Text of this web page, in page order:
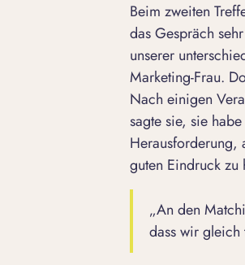
Beim zweiten
das Gespräch
unserer
Marketing-Frau.
Nach einigen
sagte sie, sie
Herausforderung,
guten Eindruck zu
„An den
dass wir gleich